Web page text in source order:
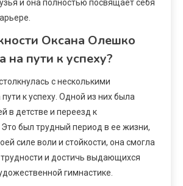
и она полностью посвящает себя
Оксана Олешко
на пути к успеху?
с несколькими
к успеху. Одной из них была
в детстве и переезд к
был трудный период в ее жизни,
силе воли и стойкости, она смогла
и достичь выдающихся
гимнастике.